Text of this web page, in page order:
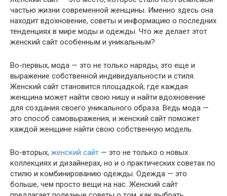
частью жизни современной женщины. Именно здесь она
находит вдохновение, советы и информацию о последних
тенденциях в мире моды и одежды. Что же делает этот
женский сайт особенным и уникальным?
Во-первых, мода — это не только наряды, это еще и
выражение собственной индивидуальности и стиля.
Женский сайт становится площадкой, где каждая
женщина может найти свою нишу и найти вдохновение
для создания своего уникального образа. Ведь мода —
это способ самовыражения, и женский сайт поможет
каждой женщине найти свою собственную модель.
Во-вторых, женский сайт — это не только о новых
коллекциях и дизайнерах, но и о практических советах по
стилю и комбинированию одежды. Одежда — это
больше, чем просто вещи на нас. Женский сайт